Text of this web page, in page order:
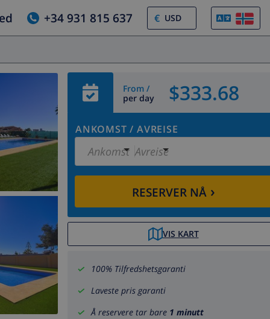
+34 931 815 637 €
From /
per day
$333.68
ANKOMST / AVREISE
Ankomst Avreise
RESERVER NÅ›
VIS KART
100% Tilfredshetsgaranti
Laveste pris garanti
Å reservere tar bare 1 minutt